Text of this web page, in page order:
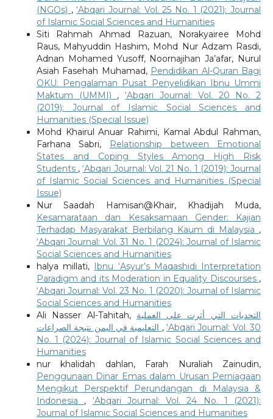
(NGOs) ,‘Abqari Journal: Vol. 25 No. 1 (2021): Journal
of Islamic Social Sciences and Humanities
Siti Rahmah Ahmad Razuan, Norakyairee Mohd
Raus, Mahyuddin Hashim, Mohd Nur Adzam Rasdi,
Adnan Mohamed Yusoff, Noornajihan Ja’afar, Nurul
Asiah Fasehah Muhamad, Pendidikan Al-Quran Bagi
OKU: Pengalaman Pusat Penyelidikan Ibnu Ummi
Maktum (UMMI) ,‘Abqari Journal: Vol. 20 No. 2
(2019): Journal of Islamic Social Sciences and
Humanities (Special Issue)
Mohd Khairul Anuar Rahimi, Kamal Abdul Rahman,
Farhana Sabri,
Relationship between Emotional
States and Coping Styles Among High Risk
Students ,‘Abqari Journal: Vol. 21 No. 1 (2019): Journal
of Islamic Social Sciences and Humanities (Special
Issue)
Nur Saadah Hamisan@Khair, Khadijah Muda,
Kesamarataan dan Kesaksamaan Gender: Kajian
Terhadap Masyarakat Berbilang Kaum di Malaysia ,
‘Abqari Journal: Vol. 31 No. 1 (2024): Journal of Islamic
Social Sciences and Humanities
halya millati, Ibnu ‘Asyur’s Maqashidi Interpretation
Paradigm and its Moderation in Equality Discourses ,
‘Abqari Journal: Vol. 23 No. 1 (2020): Journal of Islamic
Social Sciences and Humanities
Ali Nasser Al-Tahitah, التحديات التي أثرت على العملية
,‘Abqari Journal: Vol. 30
No. 1 (2024): Journal of Islamic Social Sciences and
Humanities
nur khalidah dahlan, Farah Nuraliah Zainudin,
Penggunaan Dinar Emas dalam Urusan Perniagaan
Mengikut Perspektif Perundangan di Malaysia &
Indonesia , ‘Abqari Journal: Vol. 24 No. 1 (2021):
Journal of Islamic Social Sciences and Humanities